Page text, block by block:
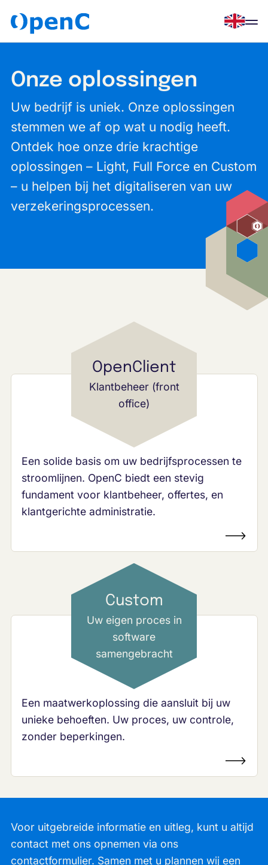
Oplossingen
Over OpenC
Blog
Contact
Onze oplossingen
Uw bedrijf is uniek. Onze oplossingen
stemmen we af op wat u nodig heeft.
Ontdek hoe onze drie krachtige
oplossingen – Light, Full Force en Custom
– u helpen bij het digitaliseren van uw
verzekeringsprocessen.
OpenClient
Klantbeheer (front
office)
Een solide basis om uw bedrijfsprocessen te
stroomlijnen. OpenC biedt een stevig
fundament voor klantbeheer, offertes, en
klantgerichte administratie.
Custom
Uw eigen proces in
software
samengebracht
Een maatwerkoplossing die aansluit bij uw
unieke behoeften. Uw proces, uw controle,
zonder beperkingen.
Voor uitgebreide informatie en uitleg, kunt u altijd
contact met ons opnemen via ons
contactformulier. Samen met u plannen wij een